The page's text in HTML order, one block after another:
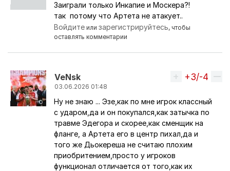
Ответ на комментарий пользователяHelius
Заиграли только Инкапие и Москера?!
так потому что Артета не атакует..
Войдите илизарегистрируйтесь, чтобы
оставлять комментарии
VeNsk
03.06.2026 01:48
Ответ на комментарий пользователяHelius
Вверх
+3/-4
Ну не знаю ... Эзе,как по мне игрок классный
с ударом,да и он покупался,как затычка по
травме Эдегора и скорее,как сменщик на
фланге, а Артета его в центр пихал,да и
того же Дьокереша не считаю плохим
приобритением,просто у игроков
функционал отличается от того,как их